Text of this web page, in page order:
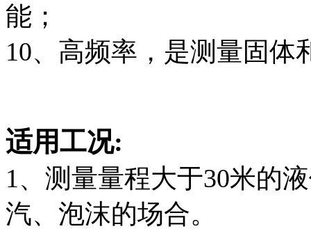
能；
10、高频率，是测量固体
适用工况:
1、测量量程大于30米的
汽、泡沫的场合。